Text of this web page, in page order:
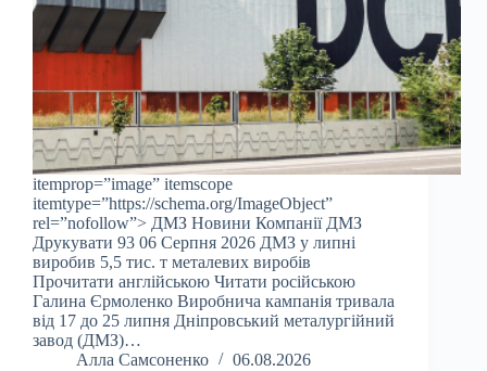
itemprop=”image” itemscope
itemtype=”https://schema.org/ImageObject”
rel=”nofollow”> ДМЗ Новини Компанії ДМЗ
Друкувати 93 06 Серпня 2026 ДМЗ у липні
виробив 5,5 тис. т металевих виробів
Прочитати англійською Читати російською
Галина Єрмоленко Виробнича кампанія тривала
від 17 до 25 липня Дніпровський металургійний
завод (ДМЗ)…
Алла Самсоненко
06.08.2026